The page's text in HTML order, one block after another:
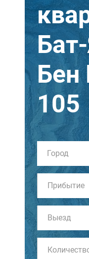
Бен
105
Город